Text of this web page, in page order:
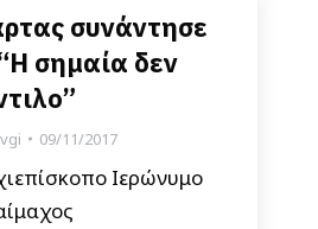
συνάντησε
σημαία δεν
09/11/2017
Ιερώνυμο